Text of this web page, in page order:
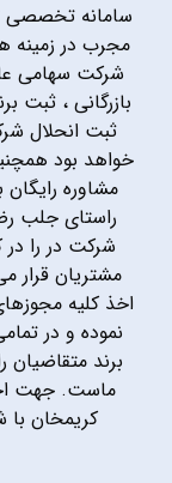
سامانه تخصصی
مجرب در
شرکت سهامی
بازرگانی ، ثبت
ثبت انحلال
خواهد بود
مشاوره
راستای جلب
شرکت در را در
مشتریان
اخذ کلیه
نموده و در
برند
ماست. جهت
کریمخان با شماره ۰۲۱۸۷۱۴۶